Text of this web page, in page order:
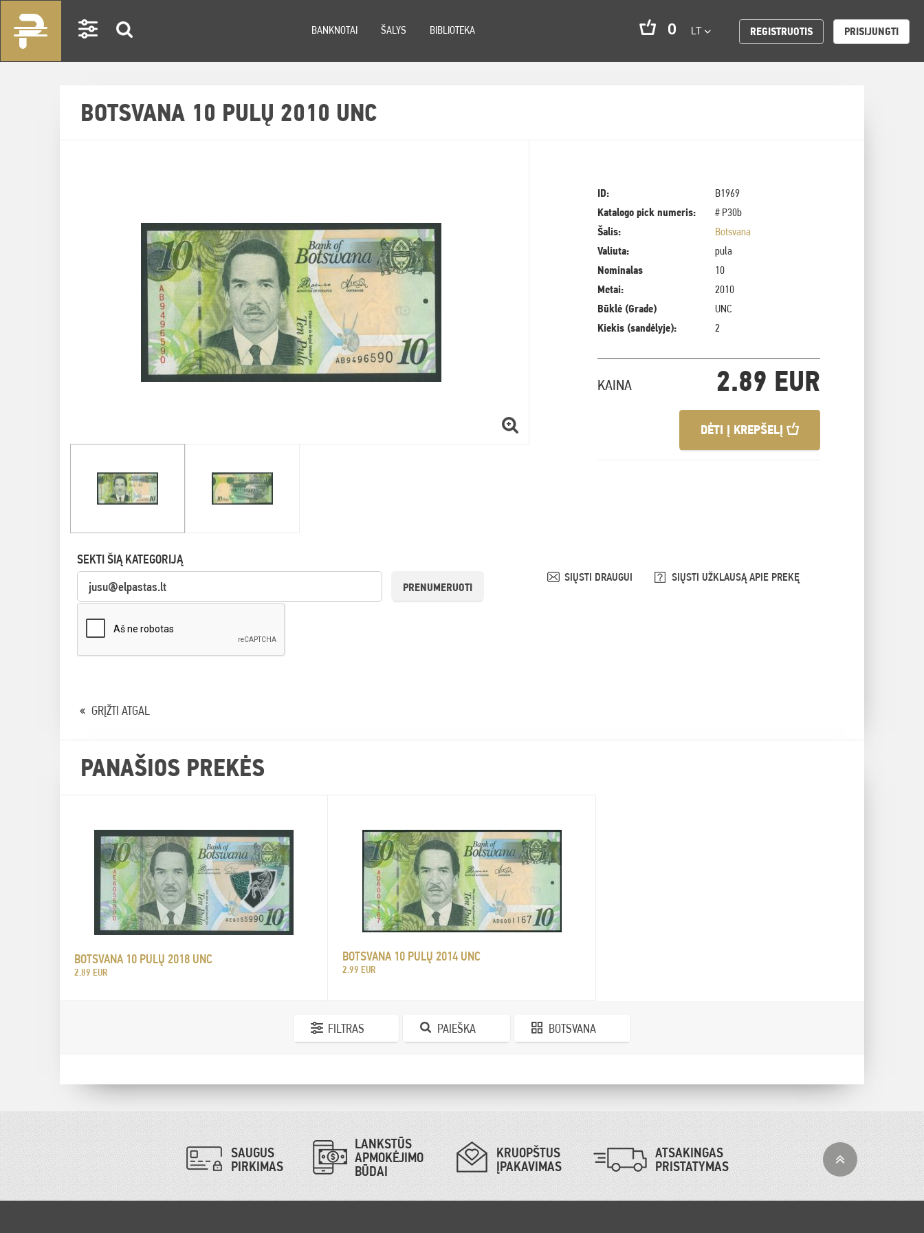
BANKNOTAI ŠALYS BIBLIOTEKA 0 LT REGISTRUOTIS PRISIJUNGTI
BOTSVANA 10 PULŲ 2010 UNC
ID:
B1969
Katalogo pick numeris:
# P30b
Šalis:
Botsvana
Valiuta:
pula
Nominalas
10
Metai:
2010
Būklė (Grade)
UNC
Kiekis (sandėlyje):
2
KAINA 2.89 EUR
DĖTI Į KREPŠELĮ
SEKTI ŠIĄ KATEGORIJĄ
PRENUMERUOTI
SIŲSTI DRAUGUI SIŲSTI UŽKLAUSĄ APIE PREKĘ
GRĮŽTI ATGAL
PANAŠIOS PREKĖS
BOTSVANA 10 PULŲ 2018 UNC
2.89 EUR
BOTSVANA 10 PULŲ 2014 UNC
2.99 EUR
FILTRAS PAIEŠKA BOTSVANA
SAUGUS
PIRKIMAS
LANKSTŪS
APMOKĖJIMO
BŪDAI
KRUOPŠTUS
ĮPAKAVIMAS
ATSAKINGAS
PRISTATYMAS